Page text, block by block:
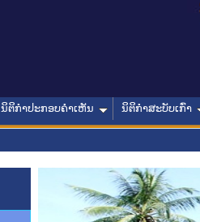
ນິຕິກໍາປະກອບຄໍາເຫັນ ນິຕິກໍາສະບັບເກົ່າ